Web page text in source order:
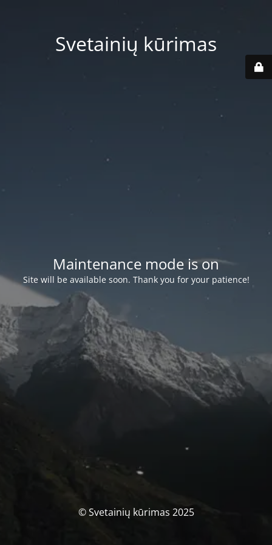
Svetainių kūrimas
Maintenance mode is on
Site will be available soon. Thank you for your patience!
© Svetainių kūrimas 2025